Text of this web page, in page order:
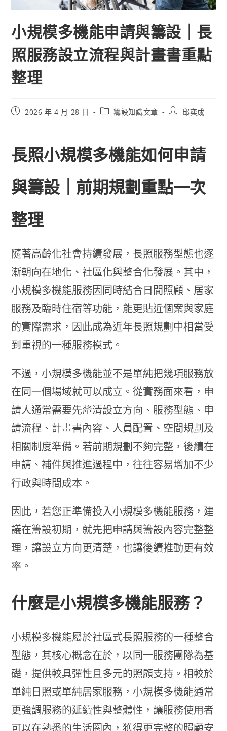
小規模多機能申請與籌設｜長
照服務設立流程與計畫書重點
整理
2026 年 4 月 28 日 籌設知識文章 邱奕成
長照小規模多機能如何申請
與籌設｜前期規劃重點一次
整理
隨著高齡化社會持續發展，長照服務型態也逐
漸朝向在地化、社區化與整合化發展。其中，
小規模多機能服務因同時結合日間照顧、居家
服務及臨時住宿等功能，能更貼近個案與家庭
的實際需求，因此成為近年長照規劃中相當受
到重視的一種服務模式。
不過，小規模多機能並不是單純把幾項服務放
在同一個場域就可以成立。從實務面來看，申
請人通常需要先釐清設立方向、服務型態、申
請流程、計畫書內容、人員配置、空間規劃及
相關制度準備。若前期規劃不夠完整，後續在
申請、補件與推進過程中，往往容易增加不少
行政與時間成本。
因此，若您正準備投入小規模多機能服務，建
議在籌設初期，就先把申請與籌設內容完整整
理，讓設立方向更清楚，也讓後續推動更有效
率。
什麼是小規模多機能服務？
小規模多機能屬於社區式長照服務的一種整合
型態，其核心概念在於，以同一服務團隊為基
礎，提供較具彈性且多元的照顧支持。相較於
單純日照或單純居家服務，小規模多機能通常
更強調服務的延續性與整體性，讓服務使用者